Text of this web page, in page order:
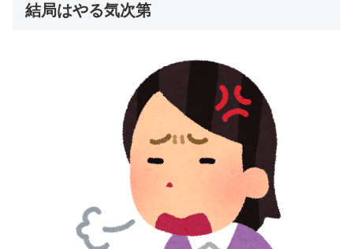
結局はやる気次第